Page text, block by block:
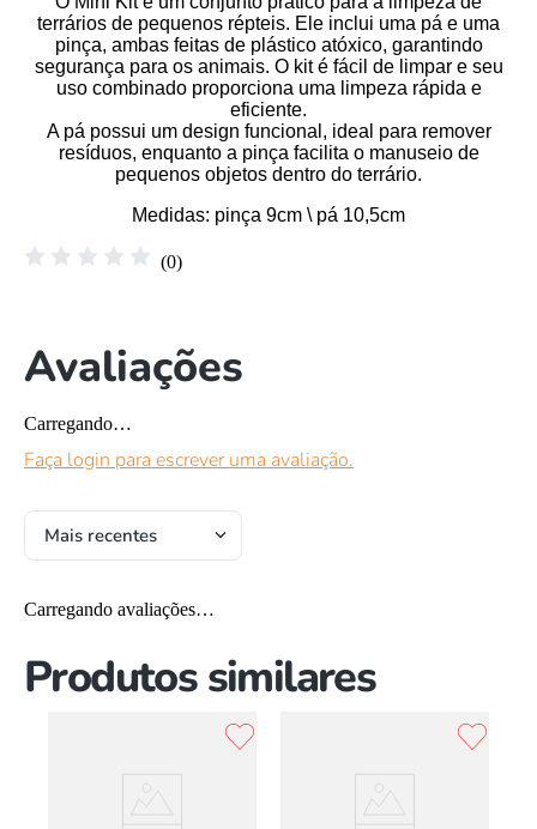
terrários de pequenos répteis. Ele inclui uma pá e uma
pinça, ambas feitas de plástico atóxico, garantindo
segurança para os animais. O kit é fácil de limpar e seu
uso combinado proporciona uma limpeza rápida e
eficiente.
A pá possui um design funcional, ideal para remover
resíduos, enquanto a pinça facilita o manuseio de
pequenos objetos dentro do terrário.
Medidas: pinça 9cm \ pá 10,5cm
☆ ☆ ☆ ☆ ☆ (0)
Avaliações
Carregando…
Faça login para escrever uma avaliação.
Mais recentes
Carregando avaliações…
Produtos similares